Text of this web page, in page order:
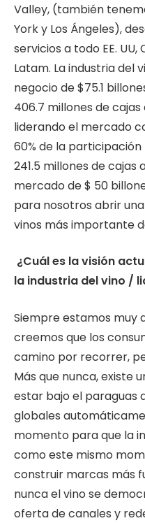
Valley, (también
York y Los Ángeles),
servicios a todo EE.
Latam. La industria del
negocio de $75.1
406.7 millones de cajas
liderando el mercado
60% de la
241.5 millones de cajas
mercado de $ 50
para nosotros abrir
vinos más importante
¿Cuál es la visión
la industria del vino /
Siempre estamos muy
creemos que los
camino por recorrer,
Más que nunca, existe
estar bajo el paraguas
globales
momento para que la
como este mismo
construir marcas más
nunca el vino se
oferta de canales y